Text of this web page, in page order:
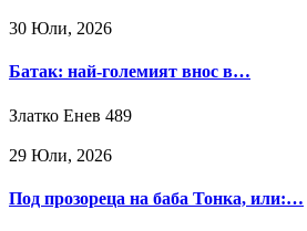
30 Юли, 2026
Батак: най-големият внос в…
Златко Енев 489
29 Юли, 2026
Под прозореца на баба Тонка, или:…